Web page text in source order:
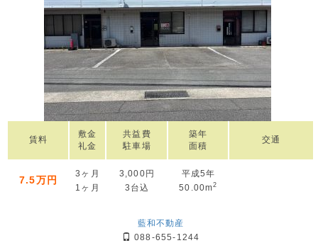
賃料
敷金
礼金
共益費
駐車場
築年
面積
交通
7.5万円
3ヶ月
1ヶ月
3,000円
3台込
平成5年
50.00m2
藍和不動産
088-655-1244